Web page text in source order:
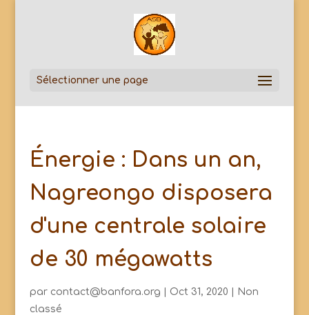
Sélectionner une page
Énergie : Dans un an,
Nagreongo disposera
d'une centrale solaire
de 30 mégawatts
par contact@banfora.org Oct 31, 2020
Non
classé